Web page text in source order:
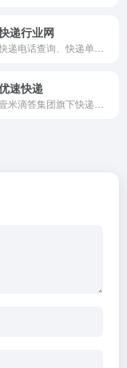
递行业网
速快递